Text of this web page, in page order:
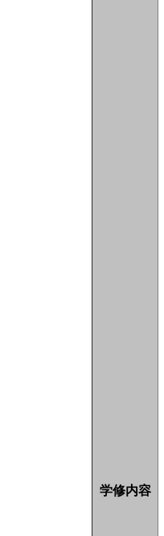
学修内容